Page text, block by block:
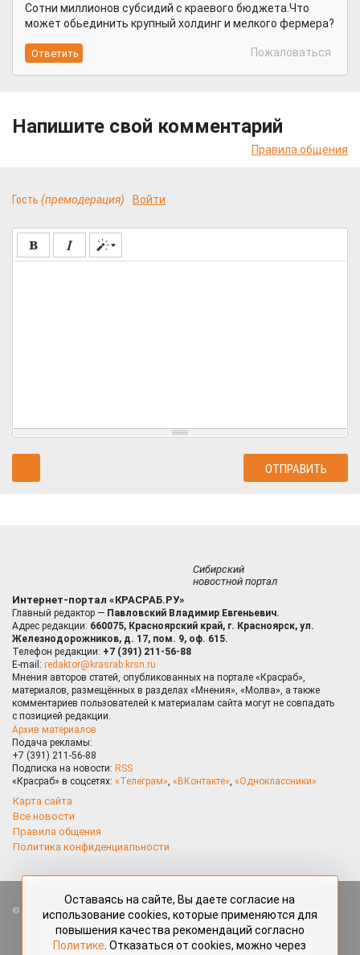
Сотни миллионов субсидий с краевого бюджета.Что
может обьединить крупный холдинг и мелкого фермера?
Пожаловаться
Напишите свой комментарий
Правила общения
Гость (премодерация) Войти
Сибирский
новостной портал
Интернет-портал «КРАСРАБ.РУ»
Главный редактор — Павловский Владимир Евгеньевич.
Адрес редакции: 660075, Красноярский край, г. Красноярск, ул.
Железнодорожников, д. 17, пом. 9, оф. 615.
Телефон редакции: +7 (391) 211-56-88
E-mail: redaktor@krasrab.krsn.ru
Мнения авторов статей, опубликованных на портале «Красраб»,
материалов, размещённых в разделах «Мнения», «Молва», а также
комментариев пользователей к материалам сайта могут не совпадать
с позицией редакции.
Архив материалов
Подача рекламы:
+7 (391) 211-56-88
Подписка на новости: RSS
«Красраб» в соцсетях: «Телеграм», «ВКонтакте», «Одноклассники»
Карта сайта
Все новости
Правила общения
Политика конфиденциальности
Все права защищены. Любые материалы, размещённые на портале
«Красраб.ру» сотрудниками редакции, нештатными авторами
и читателями, являются объектами авторского права. Полное или
частичное использование материалов, размещённых на портале
Оставаясь на сайте, Вы даете согласие на
использование cookies, которые применяются для
повышения качества рекомендаций согласно
Политике . Отказаться от cookies, можно через